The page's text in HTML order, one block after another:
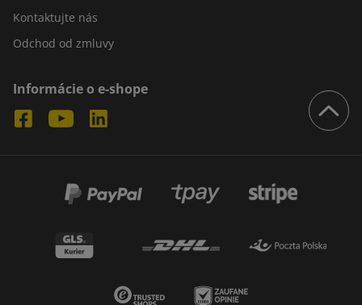
Kontaktujte nás
Odchod od zmluvy
Informácie o e-shope